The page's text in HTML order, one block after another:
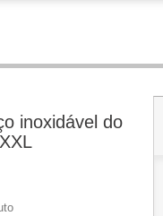
inoxidável do